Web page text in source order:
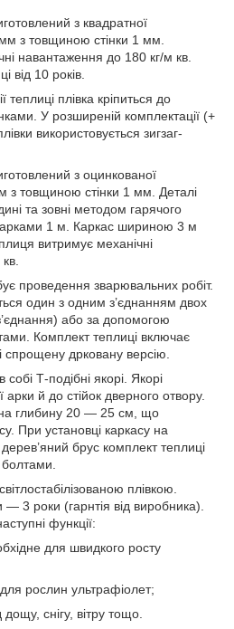
з квадратної
з товщиною стінки 1 мм.
навантаження до 180 кг/м кв.
від 10 років.
теплиці плівка кріпиться до
У розширеній комплектації (+
використовується зигзаг-
з оцинкованої
з товщиною стінки 1 мм. Деталі
та зовні методом гарячого
арками 1 м. Каркас шириною 3 м
витримує механічні
проведення зварювальних робіт.
один з одним з’єднанням двох
або за допомогою
Комплект теплиці включає
спрощену дрковану версію.
Т-подібні якорі. Якорі
арки й до стійок дверного отвору.
на глибину 20 — 25 см, що
При установці каркасу на
брус комплект теплиці
плівкою.
— 3 роки (гарнтія від виробника).
функції:
для швидкого росту
рослин ультрафіолет;
снігу, вітру тощо.